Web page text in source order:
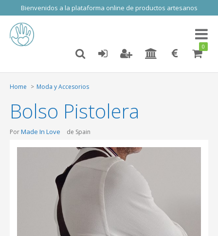
Bienvenidos a la plataforma online de productos artesanos
Toggle
0
Home Moda y Accesorios
Bolso Pistolera
PorMade In Love de Spain